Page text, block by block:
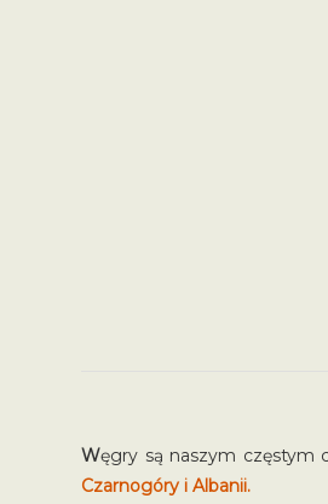
Węgry są naszym częstym
Czarnogóry i Albanii.